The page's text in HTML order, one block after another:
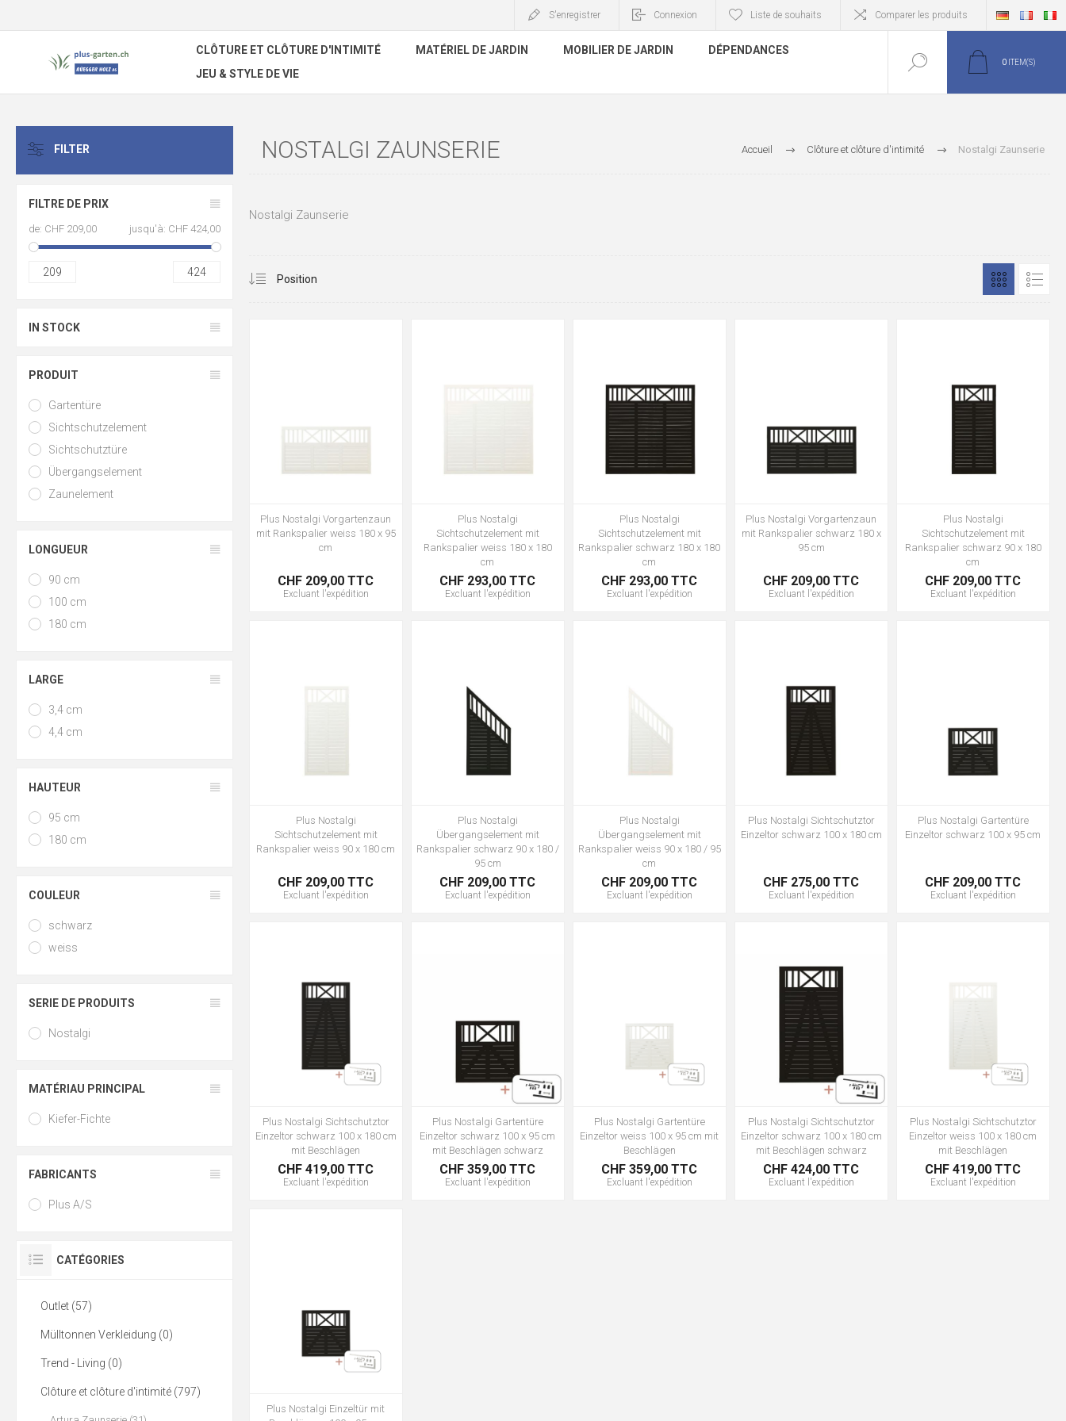
S'enregistrer Connexion Liste de souhaits Comparer les produits
CLÔTURE ET CLÔTURE D'INTIMITÉ MATÉRIEL DE JARDIN MOBILIER DE JARDIN
DÉPENDANCES
JEU & STYLE DE VIE
0 ITEM(S)
Accueil Clôture et clôture d'intimité Nostalgi Zaunserie
NOSTALGI ZAUNSERIE
Nostalgi Zaunserie
Plus Nostalgi Vorgartenzaun
mit Rankspalier weiss 180 x 95
cm
CHF 209,00 TTC
Excluant l'expédition
Plus Nostalgi
Sichtschutzelement mit
Rankspalier weiss 180 x 180
cm
CHF 293,00 TTC
Excluant l'expédition
Plus Nostalgi
Sichtschutzelement mit
Rankspalier schwarz 180 x 180
cm
CHF 293,00 TTC
Excluant l'expédition
Plus Nostalgi Vorgartenzaun
mit Rankspalier schwarz 180 x
95 cm
CHF 209,00 TTC
Excluant l'expédition
Plus Nostalgi
Sichtschutzelement mit
Rankspalier schwarz 90 x 180
cm
CHF 209,00 TTC
Excluant l'expédition
Plus Nostalgi
Sichtschutzelement mit
Rankspalier weiss 90 x 180 cm
CHF 209,00 TTC
Excluant l'expédition
Plus Nostalgi
Übergangselement mit
Rankspalier schwarz 90 x 180 /
95 cm
CHF 209,00 TTC
Excluant l'expédition
Plus Nostalgi
Übergangselement mit
Rankspalier weiss 90 x 180 / 95
cm
CHF 209,00 TTC
Excluant l'expédition
Plus Nostalgi Sichtschutztor
Einzeltor schwarz 100 x 180 cm
CHF 275,00 TTC
Excluant l'expédition
Plus Nostalgi Gartentüre
Einzeltor schwarz 100 x 95 cm
CHF 209,00 TTC
Excluant l'expédition
Plus Nostalgi Sichtschutztor
Einzeltor schwarz 100 x 180 cm
mit Beschlägen
CHF 419,00 TTC
Excluant l'expédition
Plus Nostalgi Gartentüre
Einzeltor schwarz 100 x 95 cm
mit Beschlägen schwarz
CHF 359,00 TTC
Excluant l'expédition
Plus Nostalgi Gartentüre
Einzeltor weiss 100 x 95 cm mit
Beschlägen
CHF 359,00 TTC
Excluant l'expédition
Plus Nostalgi Sichtschutztor
Einzeltor schwarz 100 x 180 cm
mit Beschlägen schwarz
CHF 424,00 TTC
Excluant l'expédition
Plus Nostalgi Sichtschutztor
Einzeltor weiss 100 x 180 cm
mit Beschlägen
CHF 419,00 TTC
Excluant l'expédition
Plus Nostalgi Einzeltür mit
FILTER
FILTRE DE PRIX
de: CHF 209,00 jusqu'à: CHF 424,00
209 424
IN STOCK
PRODUIT
Gartentüre
Sichtschutzelement
Sichtschutztüre
Übergangselement
Zaunelement
LONGUEUR
90 cm
100 cm
180 cm
LARGE
3,4 cm
4,4 cm
HAUTEUR
95 cm
180 cm
COULEUR
schwarz
weiss
SERIE DE PRODUITS
Nostalgi
MATÉRIAU PRINCIPAL
Kiefer-Fichte
FABRICANTS
Plus A/S
CATÉGORIES
Outlet (57)
Mülltonnen Verkleidung (0)
Trend - Living (0)
Clôture et clôture d'intimité (797)